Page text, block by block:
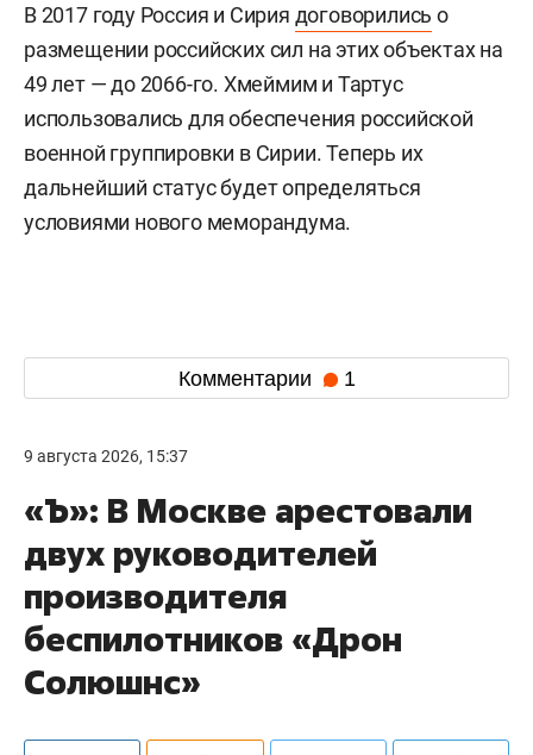
В 2017 году Россия и Сирия договорились о
размещении российских сил на этих объектах на
49 лет — до 2066-го. Хмеймим и Тартус
использовались для обеспечения российской
военной группировки в Сирии. Теперь их
дальнейший статус будет определяться
условиями нового меморандума.
Комментарии 1
9 августа 2026, 15:37
«Ъ»: В Москве арестовали
двух руководителей
производителя
беспилотников «Дрон
Солюшнс»